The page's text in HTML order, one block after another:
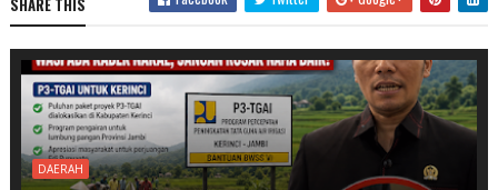
SHARE THIS
DAERAH